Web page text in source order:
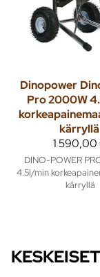
Dinopower
Pro 2000W
kärryllä
1
DINO-POWER
4.5l/min
kärryllä